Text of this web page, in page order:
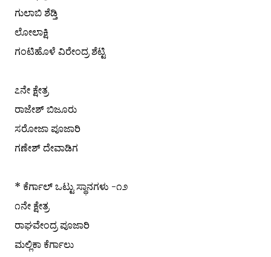
ಗುಲಾಬಿ ಶೆಡ್ತಿ
ಲೋಲಾಕ್ಷಿ
ಗಂಟಿಹೊಳೆ ವಿರೇಂದ್ರ ಶೆಟ್ಟಿ
೭ನೇ ಕ್ಷೇತ್ರ
ರಾಜೇಶ್ ಬಿಜೂರು
ಸರೋಜಾ ಪೂಜಾರಿ
ಗಣೇಶ್ ದೇವಾಡಿಗ
* ಕೆರ್ಗಾಲ್ ಒಟ್ಟು ಸ್ಥಾನಗಳು -೧೨
೧ನೇ ಕ್ಷೇತ್ರ
ರಾಘವೇಂದ್ರ ಪೂಜಾರಿ
ಮಲ್ಲಿಕಾ ಕೆರ್ಗಾಲು